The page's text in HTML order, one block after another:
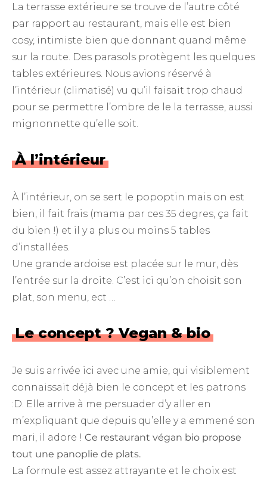
La terrasse extérieure se trouve de l’autre côté
par rapport au restaurant, mais elle est bien
cosy, intimiste bien que donnant quand même
sur la route. Des parasols protègent les quelques
tables extérieures. Nous avions réservé à
l’intérieur (climatisé) vu qu’il faisait trop chaud
pour se permettre l’ombre de le la terrasse, aussi
mignonnette qu’elle soit.
À l’intérieur
À l’intérieur, on se sert le popoptin mais on est
bien, il fait frais (mama par ces 35 degres, ça fait
du bien !) et il y a plus ou moins 5 tables
d’installées.
Une grande ardoise est placée sur le mur, dès
l’entrée sur la droite. C’est ici qu’on choisit son
plat, son menu, ect …
Le concept ? Vegan & bio
Je suis arrivée ici avec une amie, qui visiblement
connaissait déjà bien le concept et les patrons
:D. Elle arrive à me persuader d’y aller en
m’expliquant que depuis qu’elle y a emmené son
mari, il adore ! Ce restaurant végan bio propose
tout une panoplie de plats.
La formule est assez attrayante et le choix est